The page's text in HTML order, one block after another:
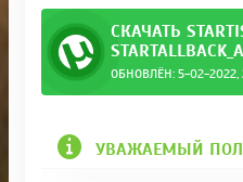
СКАЧАТЬ
ОБНОВЛЁН: 5-02-2022,
УВАЖАЕМЫЙ